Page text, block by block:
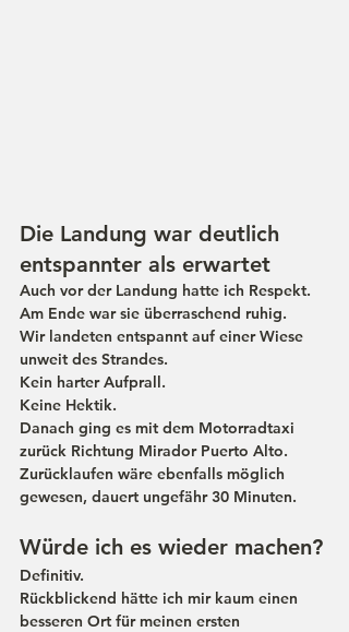
Die Landung war deutlich
entspannter als erwartet
Auch vor der Landung hatte ich Respekt.
Am Ende war sie überraschend ruhig.
Wir landeten entspannt auf einer Wiese
unweit des Strandes.
Kein harter Aufprall.
Keine Hektik.
Danach ging es mit dem Motorradtaxi
zurück Richtung Mirador Puerto Alto.
Zurücklaufen wäre ebenfalls möglich
gewesen, dauert ungefähr 30 Minuten.
Würde ich es wieder machen?
Definitiv.
Rückblickend hätte ich mir kaum einen
besseren Ort für meinen ersten